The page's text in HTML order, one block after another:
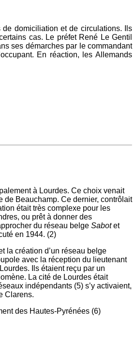
domiciliation et de circulations. Ils
cas. Le préfet René Le Gentil
ses démarches par le commandant
En réaction, les Allemands
à Lourdes. Ce choix venait
de Beauchamp. Ce dernier, contrôlait
était très complexe pour les
ou prêt à donner des
du réseau belge Sabotet
en 1944. (2)
la création d’un réseau belge
avec la réception du lieutenant
Ils étaient reçu par un
La cité de Lourdes était
indépendants (5) s’y activaient,
Clarens.
des Hautes-Pyrénées (6)